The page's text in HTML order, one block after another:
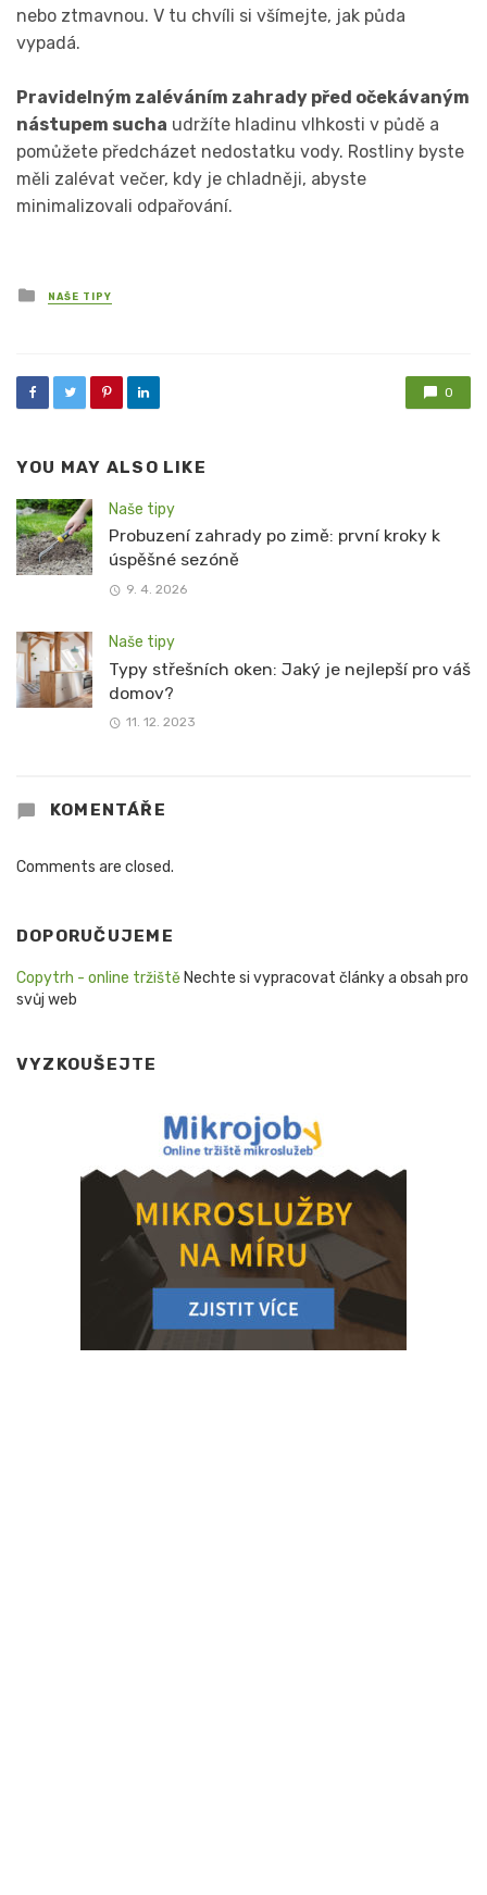
nebo ztmavnou. V tu chvíli si všímejte, jak půda
vypadá.
Pravidelným zaléváním zahrady před očekávaným
nástupem sucha udržíte hladinu vlhkosti v půdě a
pomůžete předcházet nedostatku vody. Rostliny byste
měli zalévat večer, kdy je chladněji, abyste
minimalizovali odpařování.
Posted
in
NAŠE TIPY
0
YOU MAY ALSO LIKE
Naše tipy
Probuzení zahrady po zimě: první kroky k
úspěšné sezóně
9. 4. 2026
Naše tipy
Typy střešních oken: Jaký je nejlepší pro váš
domov?
11. 12. 2023
KOMENTÁŘE
Comments are closed.
DOPORUČUJEME
Copytrh - online tržiště Nechte si vypracovat články a obsah pro
svůj web
VYZKOUŠEJTE